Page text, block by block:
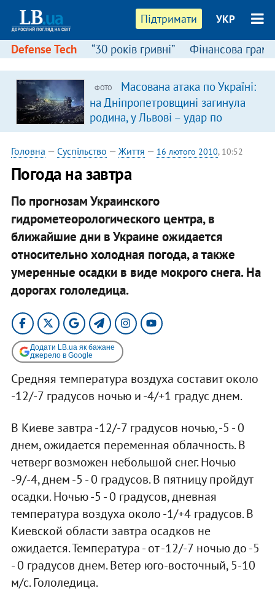
Підтримати УКР
Defense Tech “30 років гривні” Фінансова
ФОТО
Масована атака по Україні:
на Дніпропетровщині загинула
родина, у Львові – удар по
багатоповерхівках
(доповнюється)
Головна — Суспільство — Життя — 16 лютого 2010, 10:52
Погода на завтра
По прогнозам Украинского
гидрометеорологического центра, в
ближайшие дни в Украине ожидается
относительно холодная погода, а также
умеренные осадки в виде мокрого снега. На
дорогах гололедица.
Додати LB.ua як бажане
джерело в Google
Средняя температура воздуха составит около
-12/-7 градусов ночью и -4/+1 градус днем.
В Киеве завтра -12/-7 градусов ночью, -5 - 0
днем, ожидается переменная облачность. В
четверг возможен небольшой снег. Ночью
-9/-4, днем -5 - 0 градусов. В пятницу пройдут
осадки. Ночью -5 - 0 градусов, дневная
температура воздуха около -1/+4 градусов. В
Киевской области завтра осадков не
ожидается. Температура - от -12/-7 ночью до -5
- 0 градусов днем. Ветер юго-восточный, 5-10
м/с. Гололедица.